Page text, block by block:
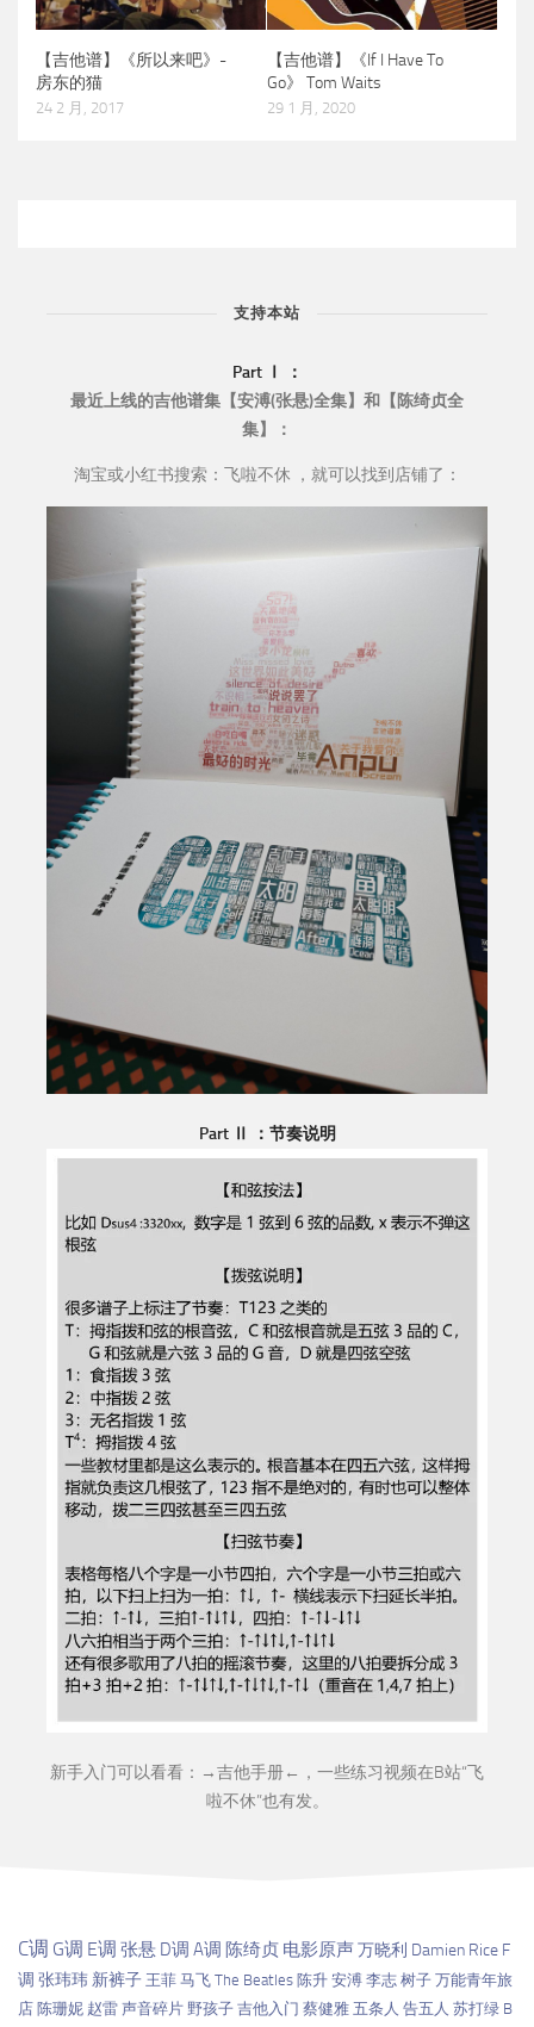
【吉他谱】《所以来吧》-
房东的猫
24 2 月, 2017
【吉他谱】《If I Have To
Go》 Tom Waits
29 1 月, 2020
支持本站
Part Ⅰ ：
最近上线的吉他谱集【安溥(张悬)全集】和【陈绮贞全
集】：
淘宝或小红书搜索：飞啦不休 ，就可以找到店铺了：
Part Ⅱ ：节奏说明
新手入门可以看看：→吉他手册←，一些练习视频在B站“飞
啦不休”也有发。
C调 G调 E调 张悬 D调 A调 陈绮贞 电影原声万晓利 Damien Rice F
调 张玮玮 新裤子 王菲马飞 The Beatles 陈升 安溥 李志 树子 万能青年旅
店 陈珊妮 赵雷 声音碎片 野孩子 吉他入门 蔡健雅 五条人 告五人 苏打绿 B